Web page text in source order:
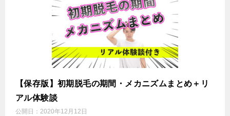
【保存版】初期脱毛の期間・メカニズムまとめ＋リ
アル体験談
公開日： 2020年12月12日